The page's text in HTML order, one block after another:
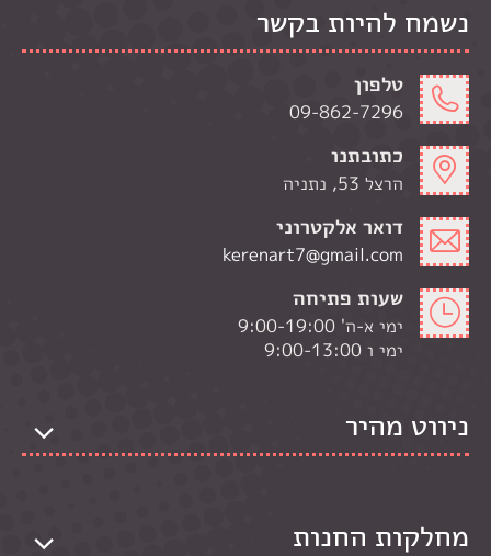
נשמח להיות בקשר
טלפון
09-862-7296
כתובתנו
הרצל 53, נתניה
דואר אלקטרוני
kerenart7@gmail.com
שעות פתיחה
ימי א-ה' 9:00-19:00
ימי ו 9:00-13:00
ניווט מהיר
מחלקות החנות